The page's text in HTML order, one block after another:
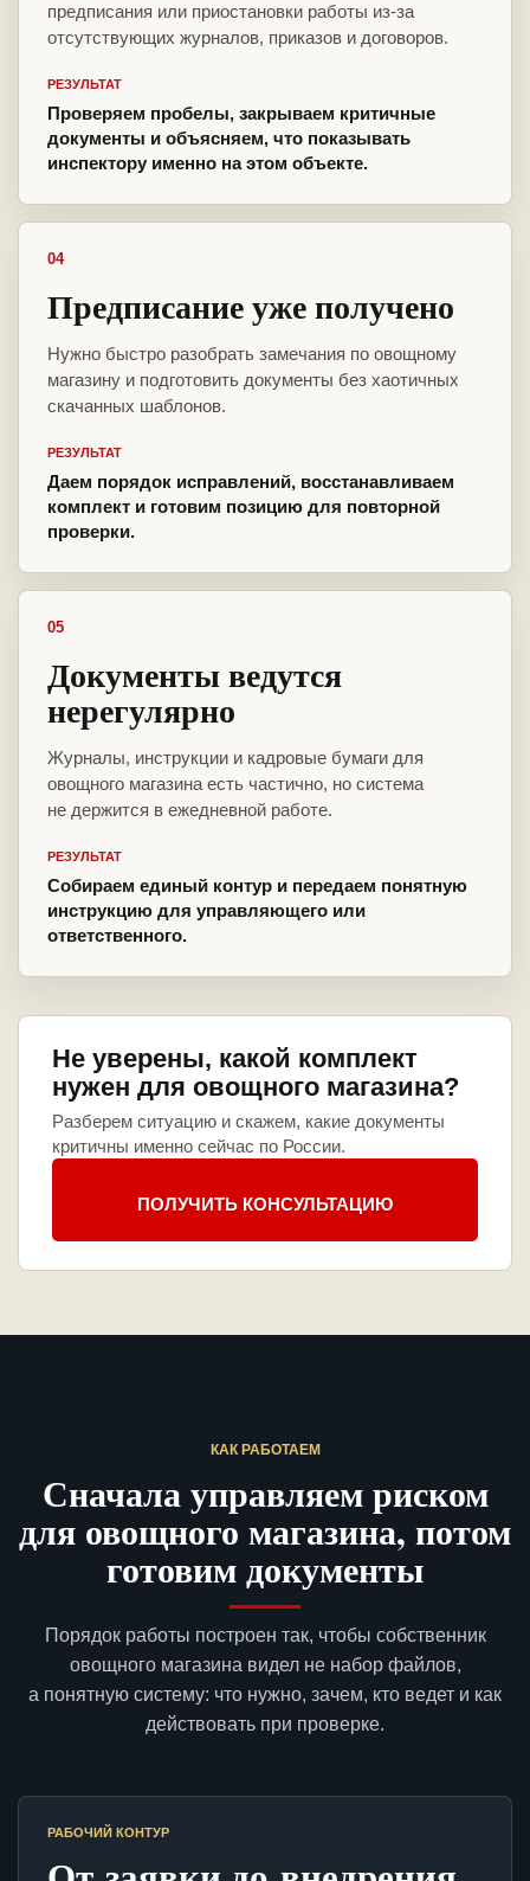
предписания или приостановки работы из-за
отсутствующих журналов, приказов и договоров.
РЕЗУЛЬТАТ
Проверяем пробелы, закрываем критичные
документы и объясняем, что показывать
инспектору именно на этом объекте.
04
Предписание уже получено
Нужно быстро разобрать замечания по овощному
магазину и подготовить документы без хаотичных
скачанных шаблонов.
РЕЗУЛЬТАТ
Даем порядок исправлений, восстанавливаем
комплект и готовим позицию для повторной
проверки.
05
Документы ведутся
нерегулярно
Журналы, инструкции и кадровые бумаги для
овощного магазина есть частично, но система
не держится в ежедневной работе.
РЕЗУЛЬТАТ
Собираем единый контур и передаем понятную
инструкцию для управляющего или
ответственного.
Не уверены, какой комплект
нужен для овощного магазина?
Разберем ситуацию и скажем, какие документы
критичны именно сейчас по России.
ПОЛУЧИТЬ КОНСУЛЬТАЦИЮ
КАК РАБОТАЕМ
Сначала управляем риском
для овощного магазина, потом
готовим документы
Порядок работы построен так, чтобы собственник
овощного магазина видел не набор файлов,
а понятную систему: что нужно, зачем, кто ведет и как
действовать при проверке.
РАБОЧИЙ КОНТУР